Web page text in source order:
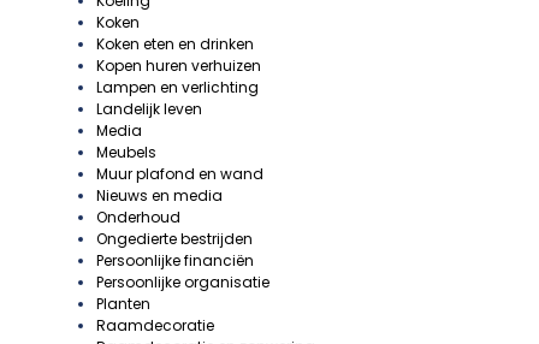
Koken
Koken eten en drinken
Kopen huren verhuizen
Lampen en verlichting
Landelijk leven
Media
Meubels
Muur plafond en wand
Nieuws en media
Onderhoud
Ongedierte bestrijden
Persoonlijke financiën
Persoonlijke organisatie
Planten
Raamdecoratie